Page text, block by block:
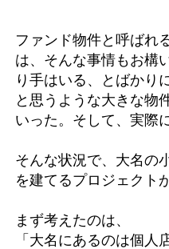
ファンド物件と呼ばれ
は、そんな事情もお構
り手はいる、とばか
と思うような大きな物
いった。そして、実際
そんな状況で、大名の
を建てるプロジェクト
まず考えたのは、
「大名にあるのは個